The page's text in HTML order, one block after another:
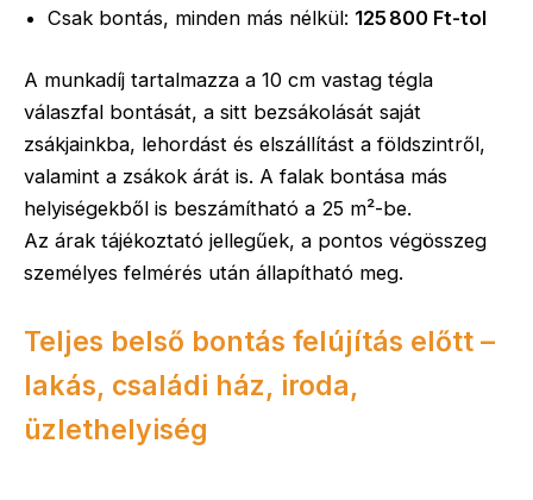
Csak bontás, minden más nélkül: 125 800 Ft-tol
A munkadíj tartalmazza a 10 cm vastag tégla
válaszfal bontását, a sitt bezsákolását saját
zsákjainkba, lehordást és elszállítást a földszintről,
valamint a zsákok árát is. A falak bontása más
helyiségekből is beszámítható a 25 m²-be.
Az árak tájékoztató jellegűek, a pontos végösszeg
személyes felmérés után állapítható meg.
Teljes belső bontás felújítás előtt –
lakás, családi ház, iroda,
üzlethelyiség